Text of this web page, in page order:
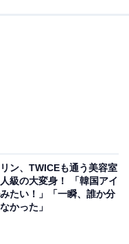
ン、TWICEも通う美容室
級の大変身！ 「韓国アイ
みたい！」「一瞬、誰か分
かった」